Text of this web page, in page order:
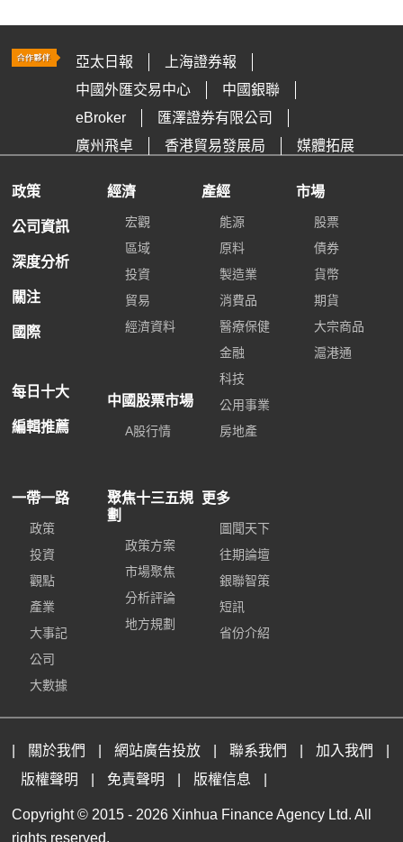
亞太日報
上海證券報
中國外匯交易中心
中國銀聯
eBroker
匯澤證券有限公司
廣州飛卓
香港貿易發展局 媒體拓展
政策
公司資訊
深度分析
關注
國際
每日十大
編輯推薦
經濟
宏觀
區域
投資
貿易
經濟資料
中國股票市場
A股行情
產經
能源
原料
製造業
消費品
醫療保健
金融
科技
公用事業
房地產
市場
股票
債券
貨幣
期貨
大宗商品
滬港通
一帶一路
政策
投資
觀點
產業
大事記
公司
大數據
聚焦十三五規
劃
政策方案
市場聚焦
分析評論
地方規劃
更多
圖聞天下
往期論壇
銀聯智策
短訊
省份介紹
關於我們 網站廣告投放 聯系我們 加入我們
版權聲明
免責聲明 版權信息
Copyright © 2015 - 2026 Xinhua Finance Agency Ltd. All
rights reserved.